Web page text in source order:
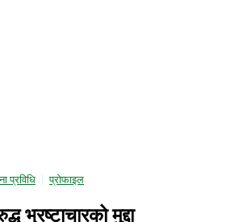
प्रविधि प्राेफाइल
मुद्दा